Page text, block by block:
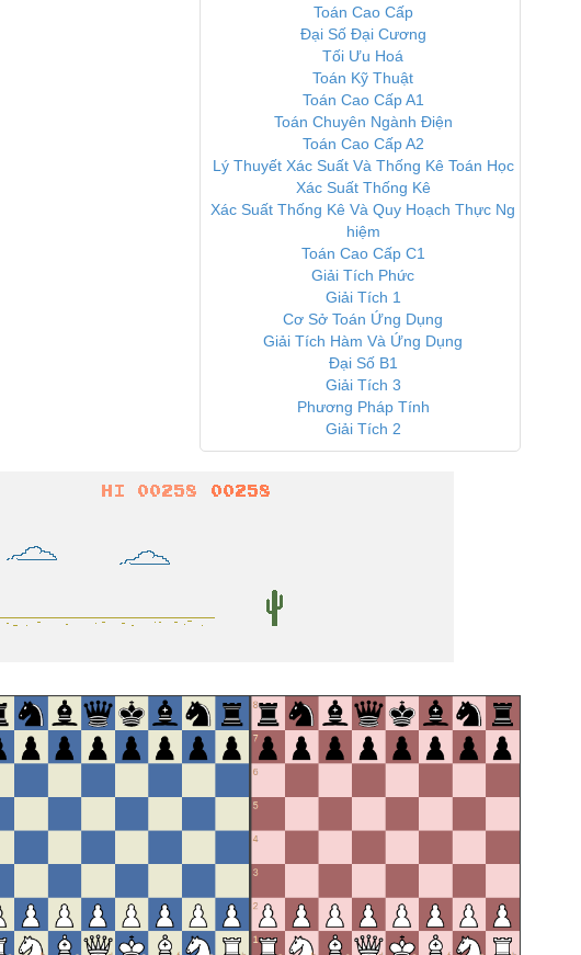
Toán Cao Cấp
Đại Số Đại Cương
Tối Ưu Hoá
Toán Kỹ Thuật
Toán Cao Cấp A1
Toán Chuyên Ngành Điện
Toán Cao Cấp A2
Lý Thuyết Xác Suất Và Thống Kê Toán Học
Xác Suất Thống Kê
Xác Suất Thống Kê Và Quy Hoạch Thực Ng
hiệm
Toán Cao Cấp C1
Giải Tích Phức
Giải Tích 1
Cơ Sở Toán Ứng Dụng
Giải Tích Hàm Và Ứng Dụng
Đại Số B1
Giải Tích 3
Phương Pháp Tính
Giải Tích 2